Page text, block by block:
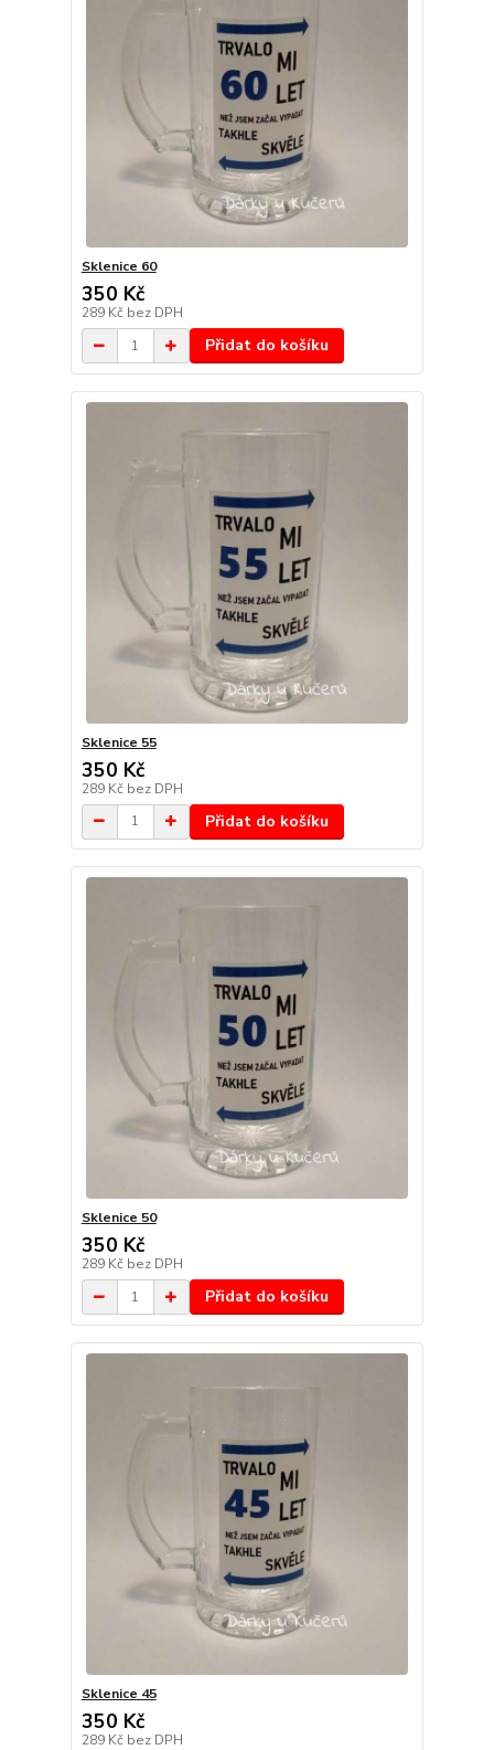
Sklenice 60
350 Kč
289 Kč bez DPH
Přidat do košíku
Sklenice 55
350 Kč
289 Kč bez DPH
Přidat do košíku
Sklenice 50
350 Kč
289 Kč bez DPH
Přidat do košíku
Sklenice 45
350 Kč
289 Kč bez DPH